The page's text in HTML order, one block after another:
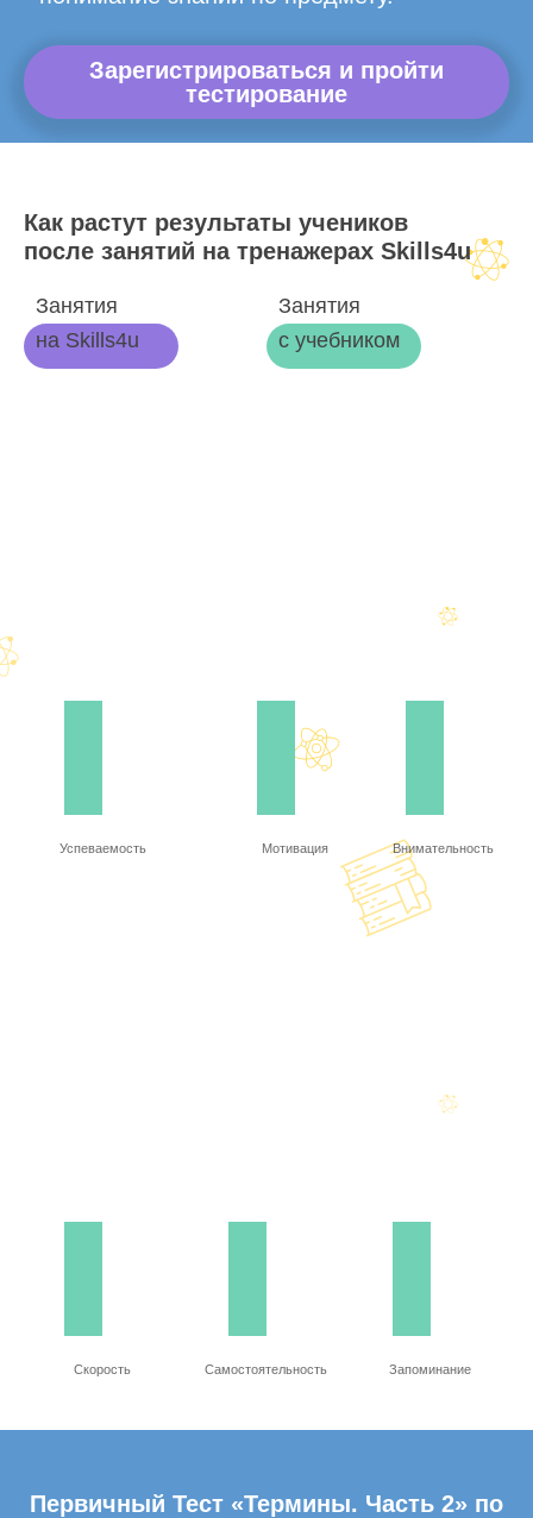
Зарегистрироваться и пройти
тестирование
Как растут результаты учеников
после занятий на тренажерах Skills4u
Занятия
на Skills4u
Занятия
с учебником
Успеваемость Мотивация Внимательность
Скорость Самостоятельность Запоминание
Первичный Тест «Термины. Часть 2» по